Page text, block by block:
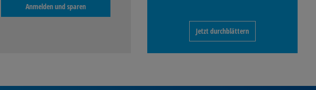
Anmelden und sparen
Jetzt durchblättern